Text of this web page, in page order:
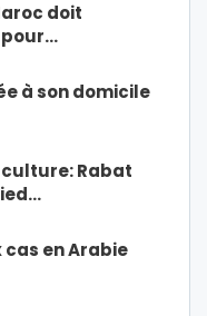
doit
pour…
à son domicile
Rabat
en Arabie